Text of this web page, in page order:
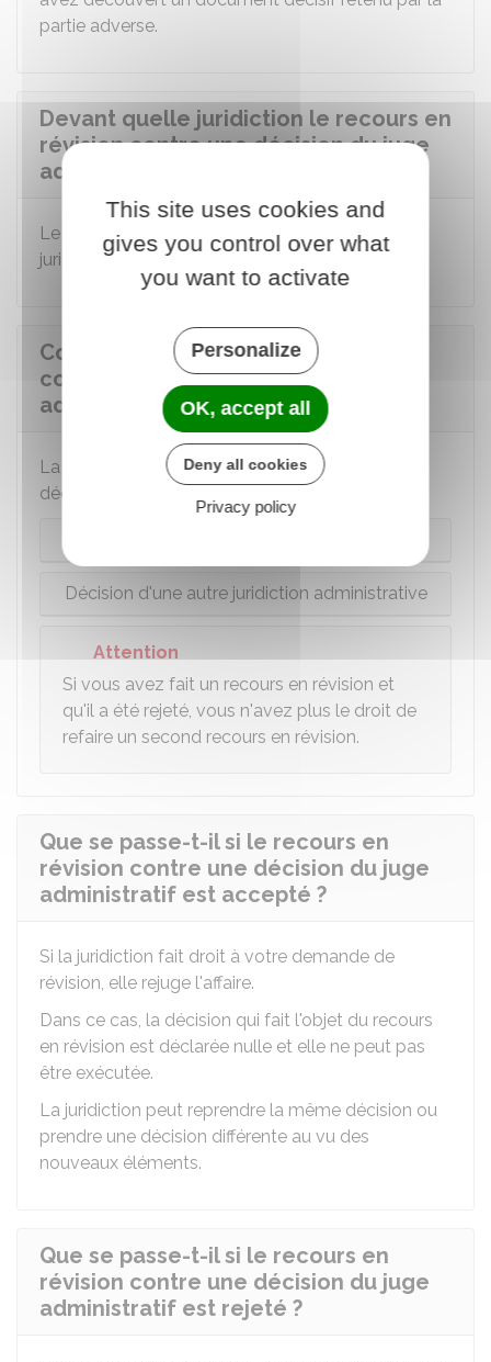
partie adverse.
Devant quelle juridiction le recours en
révision contre une décision du juge
administratif doit-il être présenté ?
Le recours en révision doit être adressé à la
juridiction qui a pris la décision.
Comment le recours en révision
contre une décision du juge
administratif doit-il être présenté ?
La situation varie selon la juridiction qui a pris la
décision :
Décision d'une autre juridiction administrative
Attention
Si vous avez fait un recours en révision et
qu'il a été rejeté, vous n'avez plus le droit de
refaire un second recours en révision.
Que se passe-t-il si le recours en
révision contre une décision du juge
administratif est accepté ?
Si la juridiction fait droit à votre demande de
révision, elle rejuge l'affaire.
Dans ce cas, la décision qui fait l'objet du recours
en révision est déclarée nulle et elle ne peut pas
être exécutée.
La juridiction peut reprendre la même décision ou
prendre une décision différente au vu des
nouveaux éléments.
Que se passe-t-il si le recours en
révision contre une décision du juge
administratif est rejeté ?
This site uses cookies and
gives you control over what
you want to activate
Personalize
OK, accept all
Deny all cookies
Privacy policy